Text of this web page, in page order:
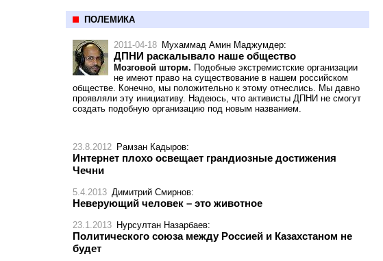
ПОЛЕМИКА
2011-04-18 Мухаммад Амин Маджумдер:
ДПНИ раскалывало наше общество
Мозговой шторм. Подобные экстремистские организации
не имеют право на существование в нашем российском
обществе. Конечно, мы положительно к этому отнеслись. Мы давно
проявляли эту инициативу. Надеюсь, что активисты ДПНИ не смогут
создать подобную организацию под новым названием.
23.8.2012 Рамзан Кадыров:
Интернет плохо освещает грандиозные достижения
Чечни
5.4.2013 Димитрий Смирнов:
Неверующий человек – это животное
23.1.2013 Нурсултан Назарбаев:
Политического союза между Россией и Казахстаном не
будет